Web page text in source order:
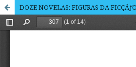
DOZE NOVELAS: FIGURAS DA